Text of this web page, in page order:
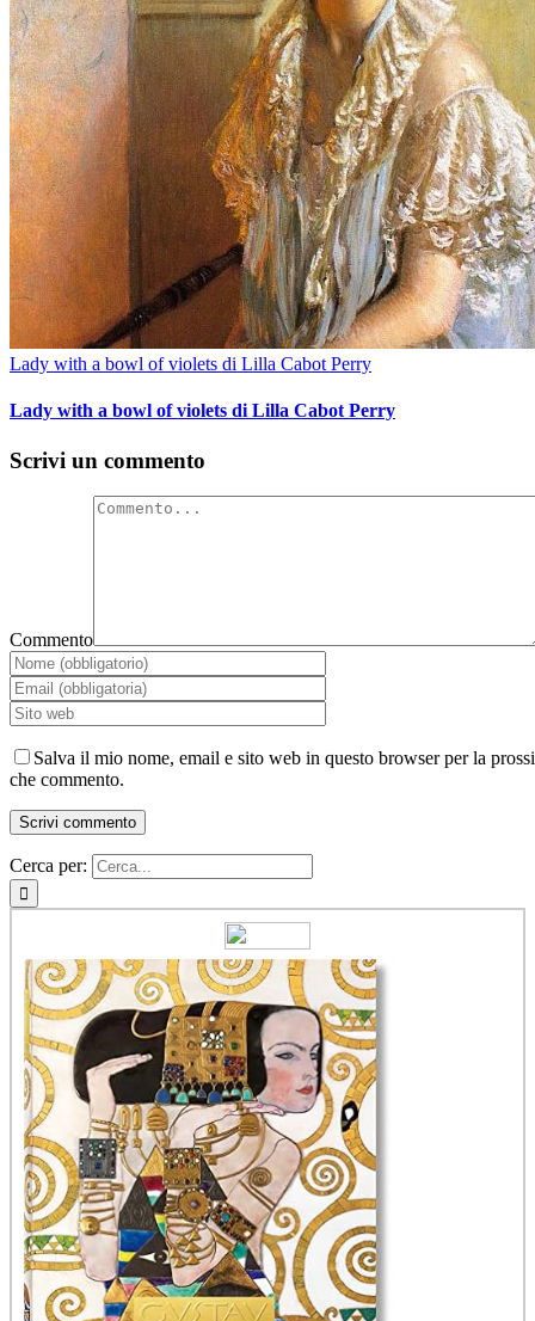
Lady with a bowl of violets di Lilla Cabot Perry
Lady with a bowl of violets di Lilla Cabot Perry
Scrivi un commento
Commento
Salva il mio nome, email e sito web in questo browser per la
che commento.
Cerca per: